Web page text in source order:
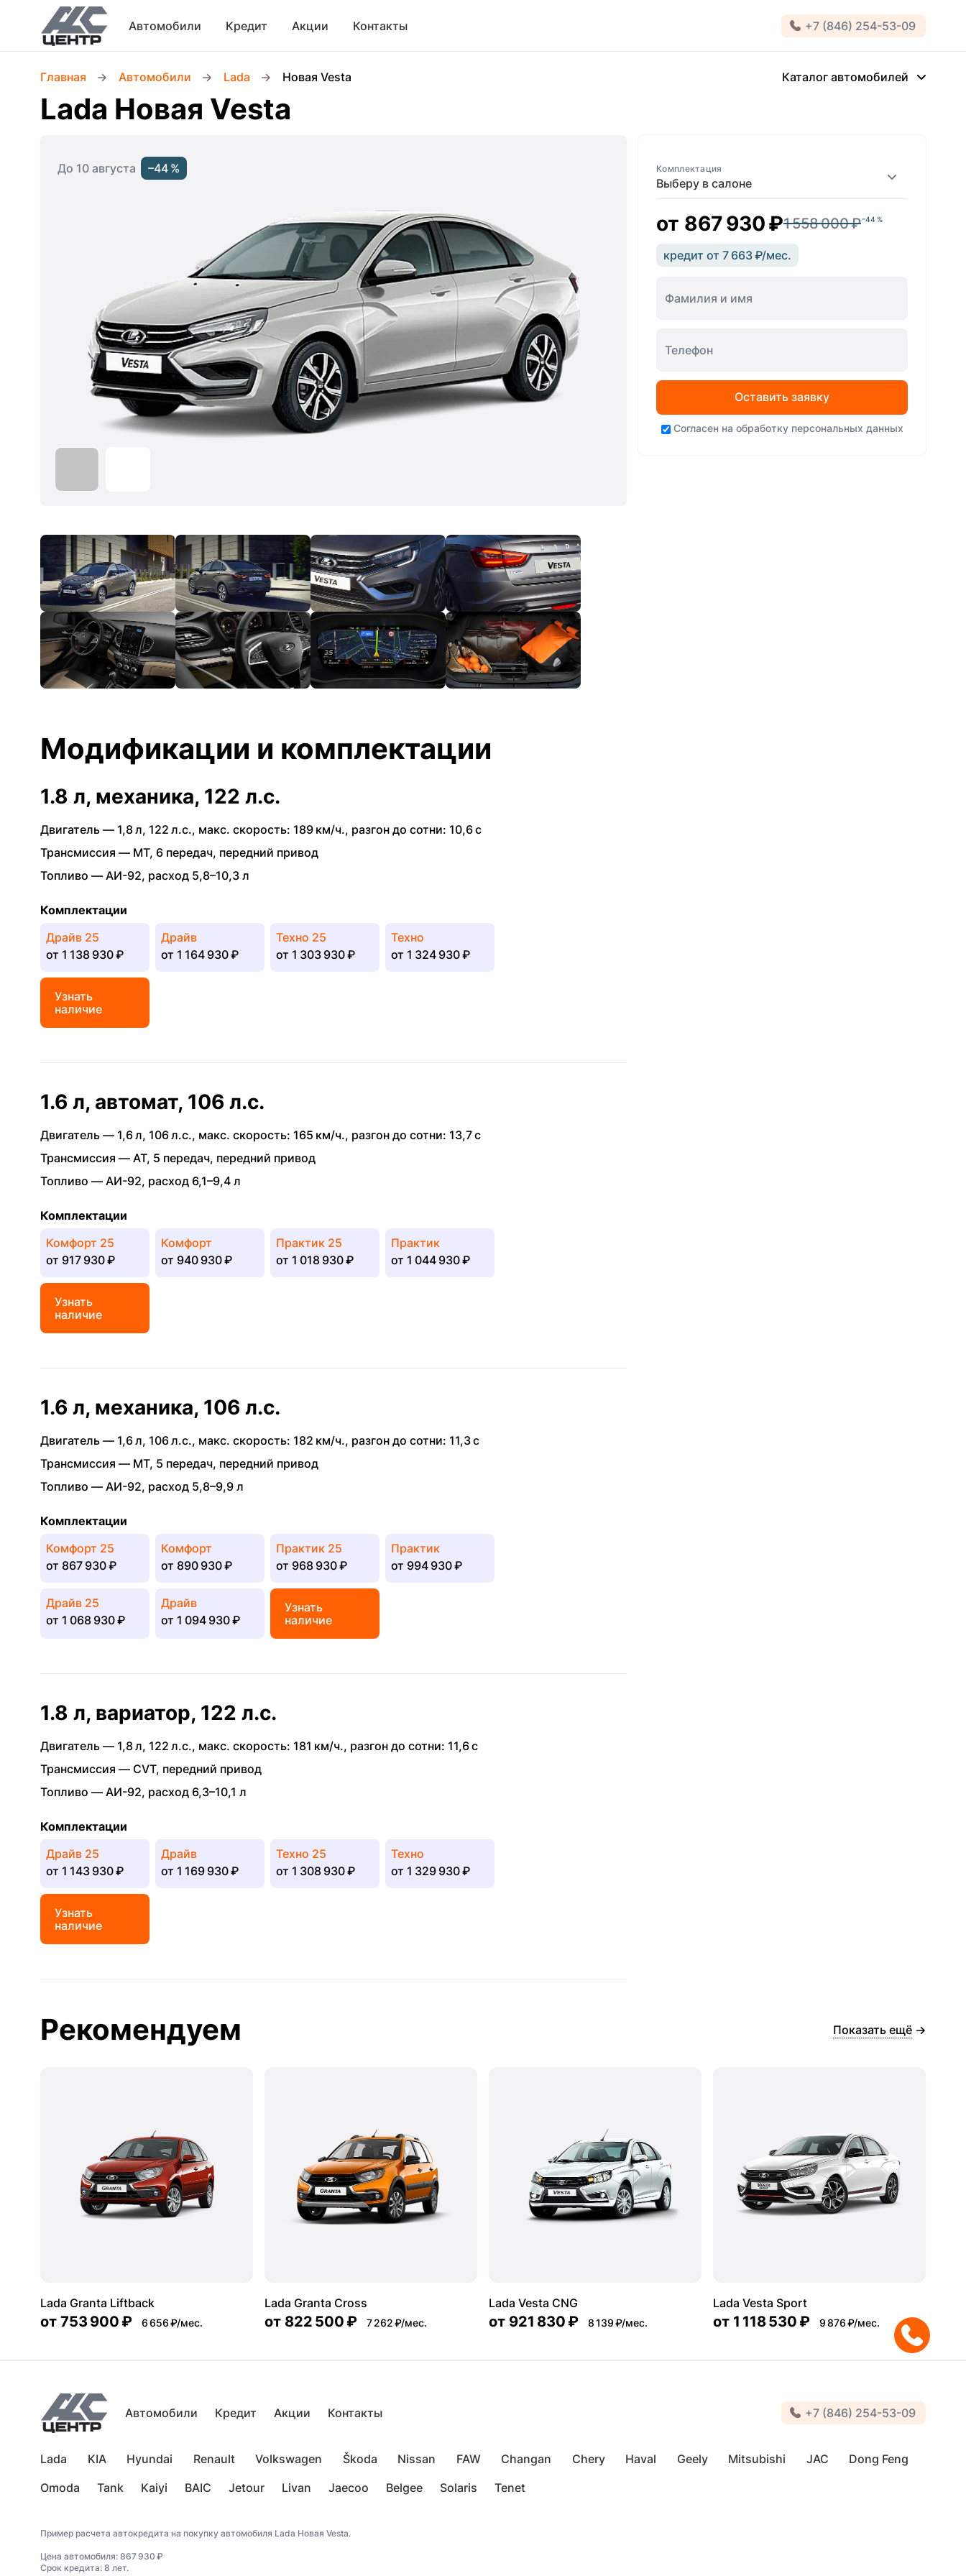
Автомобили Кредит Акции Контакты +7 (846) 254-53-09
Главная Автомобили Lada Новая Vesta Каталог автомобилей
Lada Новая Vesta
До 10 августа
–44 %
Выберу в салоне
Комплектация
от 867 930 ₽1 558 000 ₽–44 %
кредит от 7 663 ₽/мес.
Оставить заявку
Согласен на обработку персональных данных
Модификации и комплектации
1.8 л, механика, 122 л.с.
Двигатель — 1,8 л, 122 л.с., макс. скорость: 189 км/ч., разгон до сотни: 10,6 с
Трансмиссия — MT, 6 передач, передний привод
Топливо — АИ-92, расход 5,8–10,3 л
Комплектации
Драйв 25
от 1 138 930 ₽
Драйв
от 1 164 930 ₽
Техно 25
от 1 303 930 ₽
Техно
от 1 324 930 ₽
Узнать
наличие
1.6 л, автомат, 106 л.с.
Двигатель — 1,6 л, 106 л.с., макс. скорость: 165 км/ч., разгон до сотни: 13,7 с
Трансмиссия — AT, 5 передач, передний привод
Топливо — АИ-92, расход 6,1–9,4 л
Комплектации
Комфорт 25
от 917 930 ₽
Комфорт
от 940 930 ₽
Практик 25
от 1 018 930 ₽
Практик
от 1 044 930 ₽
Узнать
наличие
1.6 л, механика, 106 л.с.
Двигатель — 1,6 л, 106 л.с., макс. скорость: 182 км/ч., разгон до сотни: 11,3 с
Трансмиссия — MT, 5 передач, передний привод
Топливо — АИ-92, расход 5,8–9,9 л
Комплектации
Комфорт 25
от 867 930 ₽
Комфорт
от 890 930 ₽
Практик 25
от 968 930 ₽
Практик
от 994 930 ₽
Драйв 25
от 1 068 930 ₽
Драйв
от 1 094 930 ₽
Узнать
наличие
1.8 л, вариатор, 122 л.с.
Двигатель — 1,8 л, 122 л.с., макс. скорость: 181 км/ч., разгон до сотни: 11,6 с
Трансмиссия — CVT, передний привод
Топливо — АИ-92, расход 6,3–10,1 л
Комплектации
Драйв 25
от 1 143 930 ₽
Драйв
от 1 169 930 ₽
Техно 25
от 1 308 930 ₽
Техно
от 1 329 930 ₽
Узнать
наличие
Рекомендуем Показать ещё
Lada Granta Liftback
от 753 900 ₽ 6 656 ₽/мес.
Lada Granta Cross
от 822 500 ₽ 7 262 ₽/мес.
Lada Vesta CNG
от 921 830 ₽ 8 139 ₽/мес.
Lada Vesta Sport
от 1 118 530 ₽ 9 876 ₽/мес.
Автомобили Кредит Акции Контакты +7 (846) 254-53-09
Lada KIA Hyundai Renault Volkswagen Škoda Nissan FAW Changan Chery Haval Geely Mitsubishi JAC
Dong Feng
Omoda
Tank Kaiyi BAIC Jetour Livan Jaecoo Belgee Solaris Tenet
Пример расчета автокредита на покупку автомобиля Lada Новая Vesta.
Цена автомобиля: 867 930 ₽
Срок кредита: 8 лет.